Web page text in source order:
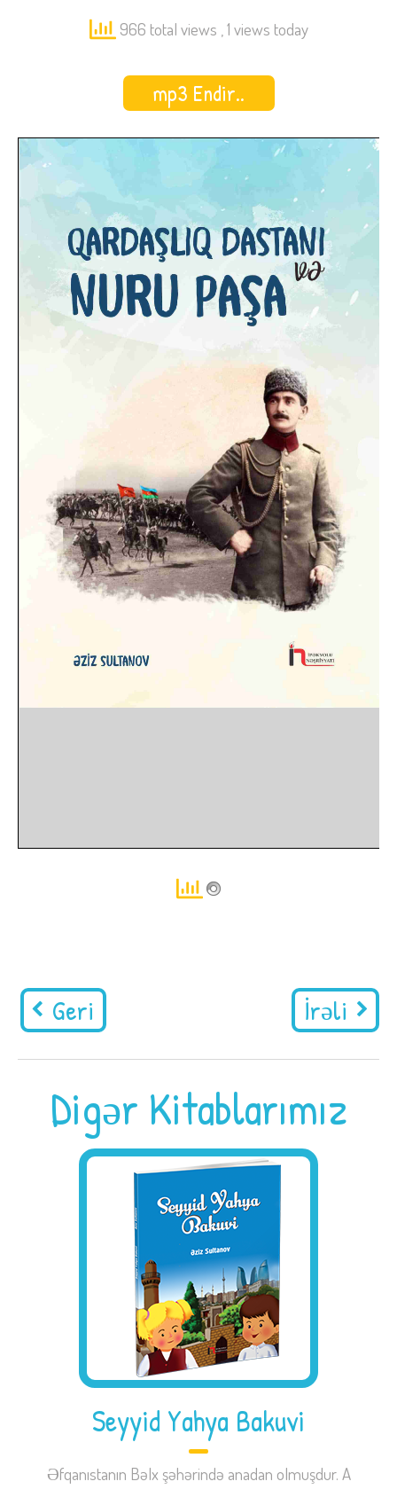
966 total views , 1 views today
mp3 Endir..
Geri İrəli
Digər Kitablarımız
Seyyid Yahya Bakuvi
Əfqanıstanın Bəlx şəhərində anadan olmuşdur. A